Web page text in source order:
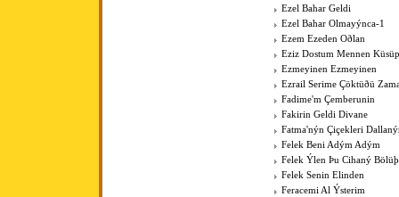
Ezel Bahar Geldi
Ezel Bahar Olmayýnca-1
Ezem Ezeden Oðlan
Eziz Dostum Mennen
Ezmeyinen Ezmeyinen
Ezrail Serime Çöktüðü
Fadime'm Çemberunin
Fakirin Geldi Divane
Fatma'nýn Çiçekleri
Felek Beni Adým Adým
Felek Ýlen Þu Cihaný
Felek Senin Elinden
Feracemi Al Ýsterim